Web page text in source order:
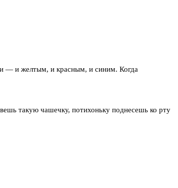
— и желтым, и красным, и синим. Когда
такую чашечку, потихоньку поднесешь ко рту